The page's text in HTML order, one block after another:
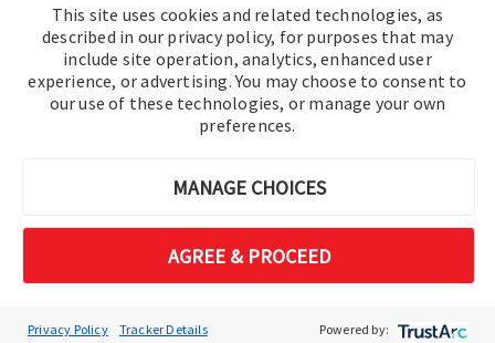
This site uses cookies and related technologies, as
described in our privacy policy, for purposes that may
include site operation, analytics, enhanced user
experience, or advertising. You may choose to consent to
our use of these technologies, or manage your own
preferences.
MANAGE CHOICES
AGREE & PROCEED
Privacy Policy Tracker Details Powered by:
© 2016-2026 オペレーションテクノロジー株式会社
All rights reserved.